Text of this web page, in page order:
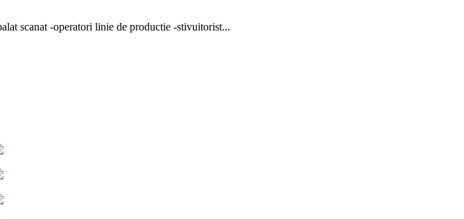
scanat -operatori linie de productie -stivuitorist...